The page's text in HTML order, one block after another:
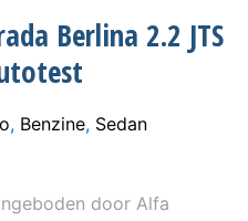
Berlina 2.2 JTS
, Benzine, Sedan
door Alfa